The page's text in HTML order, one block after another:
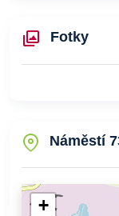
Fotky
Náměstí
+